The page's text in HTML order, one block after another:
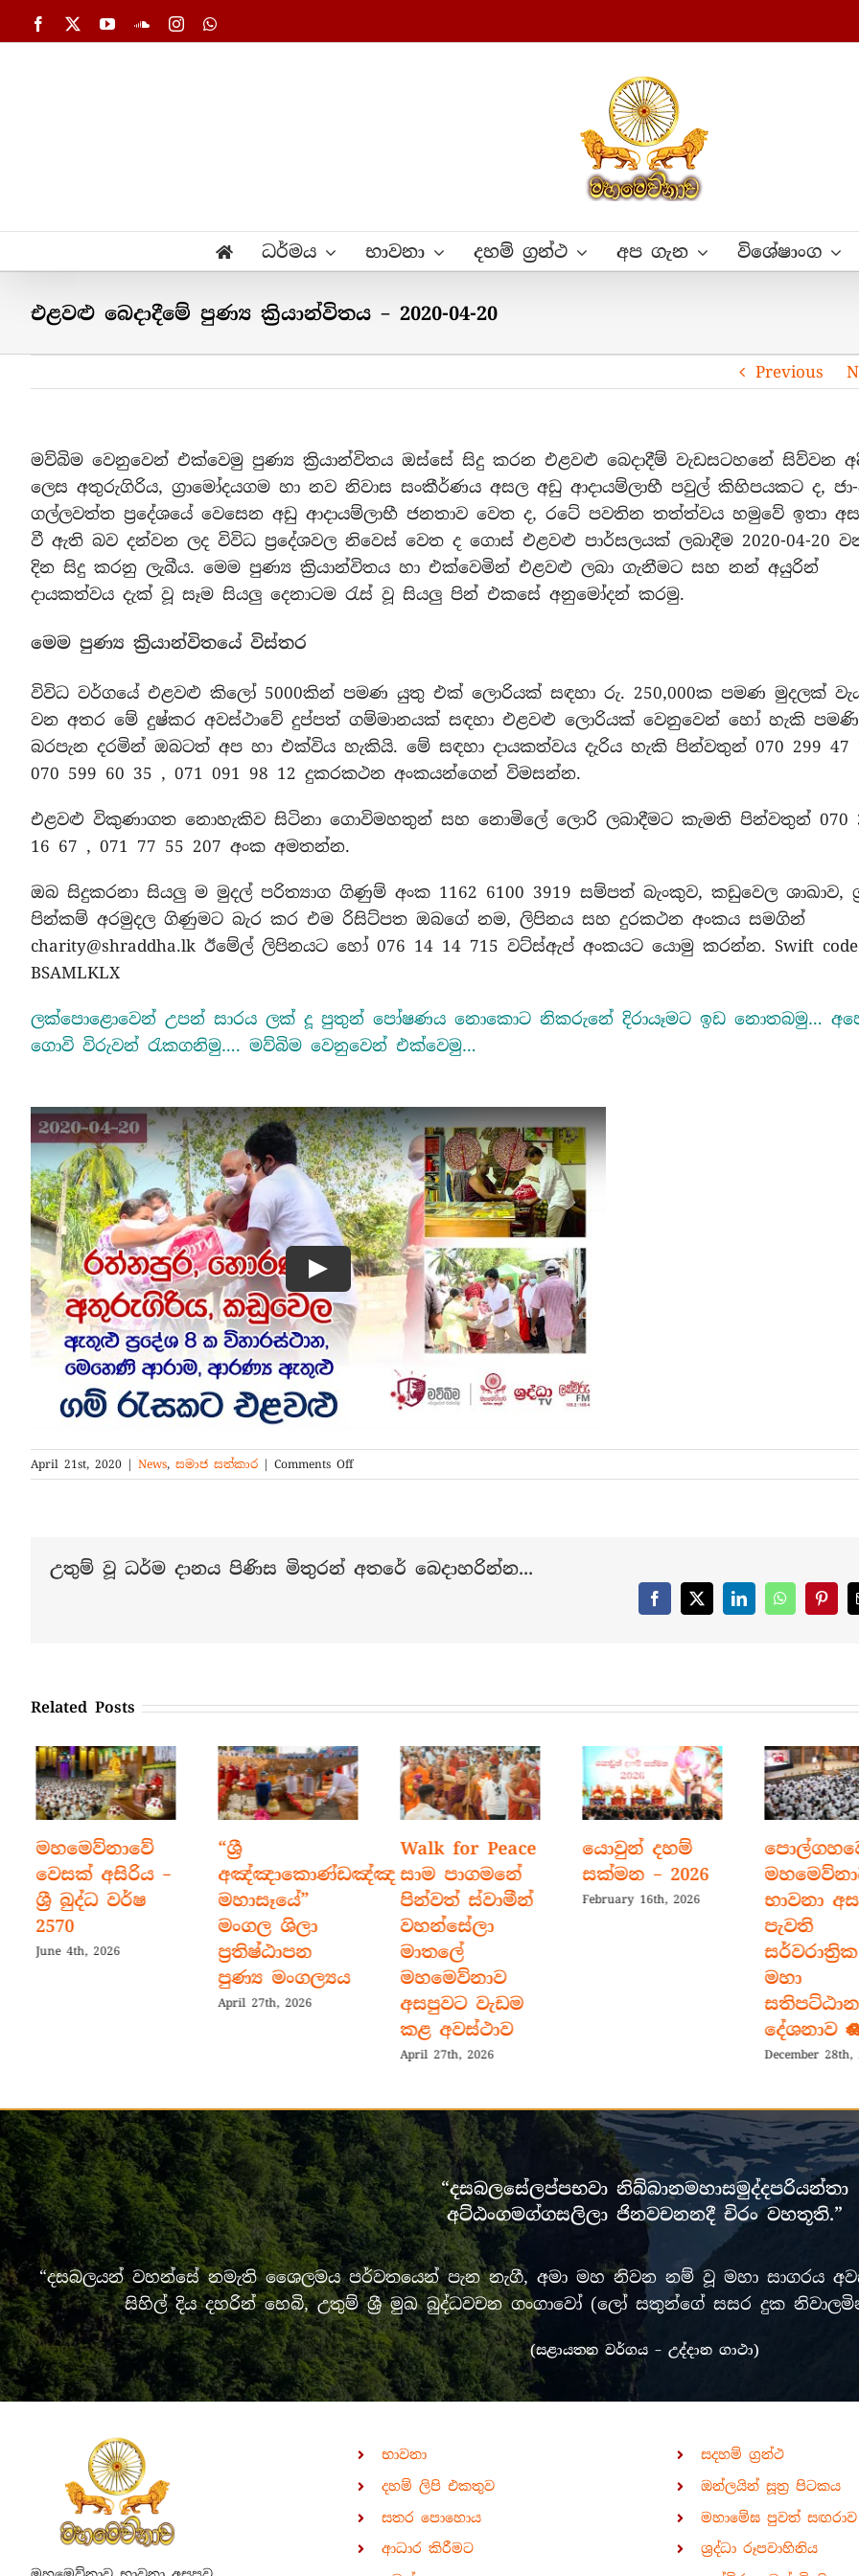
to
Facebook YouTubeSoundCloud
InstagramWhatsApp
ධර්මය භාවනා දහම් ග්‍රන්ථ අප ගැන විශේෂාංග
එළවළු බෙදාදීමේ පුණ්‍ය ක්‍රියාන්විතය – 2020-04-20
Previous
මව්බිම වෙනුවෙන් එක්වෙමු පුණ්‍ය ක්‍රියාන්විතය ඔස්සේ සිදු කරන එළවළු බෙදාදීම් වැඩසටහනේ සිව්වන
ලෙස අතුරුගිරිය, ග්‍රාමෝදයගම හා නව නිවාස සංකීර්ණය අසල අඩු ආදායම්ලාභී පවුල් කිහිපයකට ද,
ගල්ලවත්ත ප්‍රදේශයේ වෙසෙන අඩු ආදායම්ලාභී ජනතාව වෙත ද, රටේ පවතින තත්ත්වය හමුවේ ඉතා
වී ඇති බව දන්වන ලද විවිධ ප්‍රදේශවල නිවෙස් වෙත ද ගොස් එළවළු පාර්සලයක් ලබාදීම 2020-04-20
දින සිදු කරනු ලැබීය. මෙම පුණ්‍ය ක්‍රියාන්විතය හා එක්වෙමින් එළවළු ලබා ගැනීමට සහ නන් අයුරින්
දායකත්වය දැක් වූ සෑම සියලු දෙනාටම රැස් වූ සියලු පින් එකසේ අනුමෝදන් කරමු.
මෙම පුණ්‍ය ක්‍රියාන්විතයේ විස්තර
විවිධ වර්ගයේ එළවළු කිලෝ 5000කින් පමණ යුතු එක් ලොරියක් සඳහා රු. 250,000ක පමණ මුදලක්
වන අතර මේ දුෂ්කර අවස්ථාවේ දුප්පත් ගම්මානයක් සඳහා එළවළු ලොරියක් වෙනුවෙන් හෝ හැකි
බරපැන දරමින් ඔබටත් අප හා එක්විය හැකියි. මේ සඳහා දායකත්වය දැරිය හැකි පින්වතුන් 070 299 47
070 599 60 35 , 071 091 98 12 දුකරකථන අංකයන්ගෙන් විමසන්න.
එළවළු විකුණාගත නොහැකිව සිටිනා ගොවිමහතුන් සහ නොමිලේ ලොරි ලබාදීමට කැමති පින්වතුන් 070
16 67 , 071 77 55 207 අංක අමතන්න.
ඔබ සිදුකරනා සියලු ම මුදල් පරිත්‍යාග ගිණුම් අංක 1162 6100 3919 සම්පත් බැංකුව, කඩුවෙල ශාඛාව,
පින්කම් අරමුදල ගිණුමට බැර කර එම රිසිට්පත ඔබගේ නම, ලිපිනය සහ දුරකථන අංකය සමගින්
charity@shraddha.lk ඊමේල් ලිපිනයට හෝ 076 14 14 715 වට්ස්ඇප් අංකයට යොමු කරන්න. Swift code
BSAMLKLX
ලක්පොළොවෙන් උපන් සාරය ලක් දූ පුතුන් පෝෂණය නොකොට නිකරුනේ දිරායෑමට ඉඩ නොතබමු…
ගොවි විරුවන් රැකගනිමු…. මව්බිම වෙනුවෙන් එක්වෙමු…
April 21st, 2020 | News, සමාජ සත්කාර | Comments Offon
එළවළු
2020-
උතුම් වූ ධර්ම දානය පිණිස මිතුරන් අතරේ බෙදාහරින්න...
Facebook
X LinkedInWhatsApp
Related Posts
මහමෙව්නාවේ
වෙසක් අසිරිය –
ශ්‍රී බුද්ධ වර්ෂ
2570
June 4th, 2026
“ශ්‍රී
අඤ්ඤාකොණ්ඩඤ්ඤ
මහාසෑයේ”
මංගල ශිලා
ප්‍රතිෂ්ඨාපන
පුණ්‍ය මංගල්‍යය
April 27th, 2026
Walk for Peace
සාම පාගමනේ
පින්වත් ස්වාමීන්
වහන්සේලා
මාතලේ
මහමෙව්නාව
අසපුවට වැඩම
කළ අවස්ථාව
April 27th, 2026
යොවුන් දහම්
සක්මන – 2026
February 16th, 2026
භාවනා
පැවති
සර්වරාත්‍රික
මහා
සතිපට්ඨාන
දේශනාව 🪷
December 28th,
“දසබලසේලප්පභවා නිබ්බානමහාසමුද්දපරියන්තා
අට්ඨංගමග්ගසලිලා ජිනවචනනදී චිරං වහතූති.”
“දසබලයන් වහන්සේ නමැති ශෛලමය පර්වතයෙන් පැන නැගී, අමා මහ නිවන නම් වූ මහා සාගරය
සිහිල් දිය දහරින් හෙබි, උතුම් ශ්‍රී මුඛ බුද්ධවචන ගංගාවෝ (ලෝ සතුන්ගේ සසර දුක
(සළායතන වර්ගය – උද්දාන ගාථා)
භාවනා
දහම් ලිපි එකතුව
සතර පොහොය
ආධාර කිරීමට
සදහම් ග්‍රන්ථ
ඔන්ලයින් සූත්‍ර පිටකය
මහාමේඝ පුවත් සඟරාව
ශ්‍රද්ධා රූපවාහිනිය